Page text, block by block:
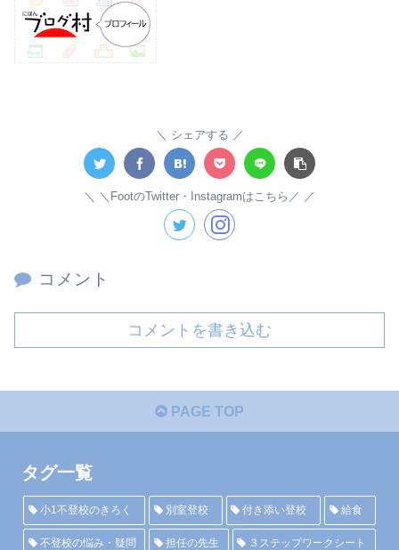
シェアする
＼FootのTwitter・Instagramはこちら／
コメント
コメントを書き込む
PAGE TOP
タグ一覧
小1不登校のきろく 別室登校 付き添い登校 給食
不登校の悩み・疑問 担任の先生 ３ステップワークシート